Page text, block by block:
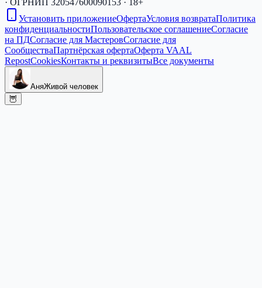
Установить приложениеОфертаУсловия возвратаПолитика
конфиденциальностиПользовательское соглашениеСогласие
на ПДСогласие для МастеровСогласие для
СообществаПартнёрская офертаОферта VAAL
RepostCookiesКонтакты и реквизитыВсе документы
АняЖивой человек
🦉